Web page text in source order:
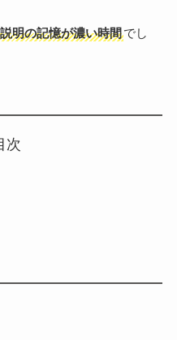
明の記憶が濃い時間でし
次